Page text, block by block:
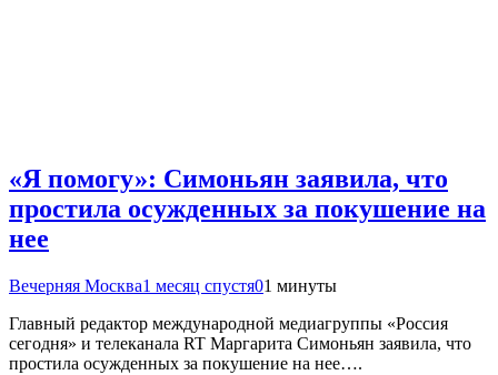
«Я помогу»: Симоньян заявила, что
простила осужденных за покушение на
нее
Вечерняя Москва1 месяц спустя01 минуты
Главный редактор международной медиагруппы «Россия
сегодня» и телеканала RT Маргарита Симоньян заявила, что
простила осужденных за покушение на нее….